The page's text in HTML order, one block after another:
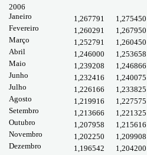
2006
Janeiro
1,267791 1,275450
Fevereiro
1,260291 1,267950
Março
1,252791 1,260450
Abril
1,246000 1,253658
Maio
1,239208 1,246866
Junho
1,232416 1,240075
Julho
1,226166 1,233825
Agosto
1,219916 1,227575
Setembro
1,213666 1,221325
Outubro
1,207958 1,215616
Novembro
1,202250 1,209908
Dezembro
1,196542 1,204200